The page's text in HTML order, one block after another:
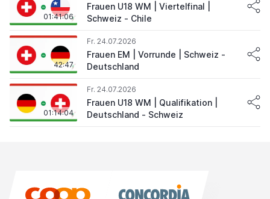
01:41:06
Frauen U18 WM | Viertelfinal |
Schweiz - Chile
42:47
Fr. 24.07.2026
Frauen EM | Vorrunde | Schweiz -
Deutschland
01:14:04
Fr. 24.07.2026
Frauen U18 WM | Qualifikation |
Deutschland - Schweiz